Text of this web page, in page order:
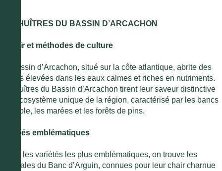
LES HUÎTRES DU BASSIN D’ARCACHON
Terroir et méthodes de culture
Le Bassin d’Arcachon, situé sur la côte atlantique, abrite des
huîtres élevées dans les eaux calmes et riches en nutriments.
Les huîtres du Bassin d’Arcachon tirent leur saveur distinctive
de l’écosystème unique de la région, caractérisé par les bancs
de sable, les marées et les forêts de pins.
Variétés emblématiques
Parmi les variétés les plus emblématiques, on trouve les
Spéciales du Banc d’Arguin, connues pour leur chair charnue